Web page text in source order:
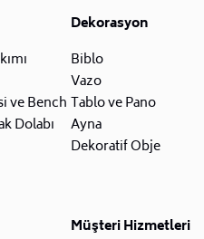
ve Bench
Dolabı
Dekorasyon
Biblo
Vazo
Tablo ve Pano
Ayna
Dekoratif Obje
Müşteri Hizmetleri